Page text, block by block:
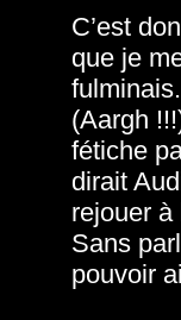
C’est
que je
(Aargh
fétiche
dirait
rejouer
Sans
pouvoir